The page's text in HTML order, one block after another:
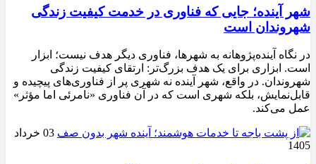
شهر آینده؛ جایی که فناوری در خدمت کیفیت زندگی
شهروندان است
در نگاه آینده‌پژوهانه به شهرها، فناوری دیگر هدف نیست؛ ابزار
است. ابزاری برای یک هدف بزرگ‌تر: ارتقای کیفیت زندگی
شهروندان. در واقع، شهر آینده نه شهری پر از فناوری‌های پیچیده و
قابل‌نمایش، بلکه شهری است که در آن فناوری «نامرئی اما مؤثر»
عمل می‌کند.
03 خرداد
1405